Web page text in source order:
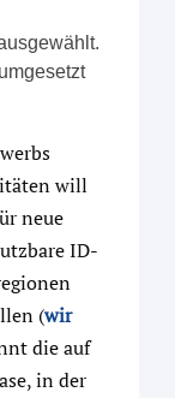
will
neue
ID-
(wir
die auf
in der